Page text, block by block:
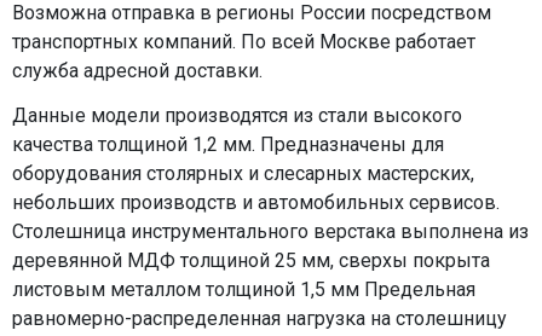
Возможна отправка в регионы России посредством
транспортных компаний. По всей Москве работает
служба адресной доставки.
Данные модели производятся из стали высокого
качества толщиной 1,2 мм. Предназначены для
оборудования столярных и слесарных мастерских,
небольших производств и автомобильных сервисов.
Столешница инструментального верстака выполнена из
деревянной МДФ толщиной 25 мм, сверхы покрыта
листовым металлом толщиной 1,5 мм Предельная
равномерно-распределенная нагрузка на столешницу